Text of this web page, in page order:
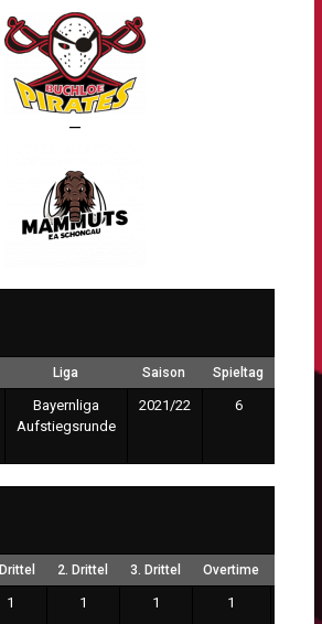
—
Liga Saison Spieltag
Bayernliga
Aufstiegsrunde
2021/22 6
2. Drittel 3. Drittel Overtime
1 1 1 1